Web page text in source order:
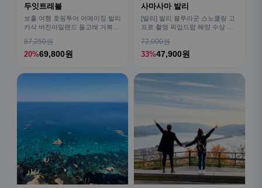
두잇트래블
보홀 여행 호핑투어 어메이징 발리
카삭 버진아일랜드 돌고래 거북이
87,250원
20%69,800원
사마사마 발리
[발리] 발리 블루라군 스노쿨링 고
프로 촬영 픽업드랍 해양 수상 액
72,000원
33%47,900원